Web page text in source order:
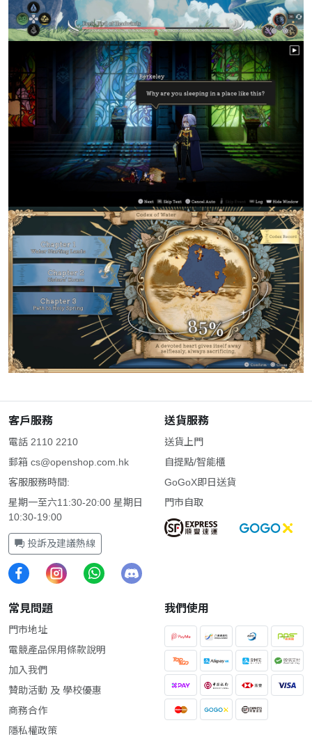
客戶服務
電話 2110 2210
郵箱 cs@openshop.com.hk
客服服務時間:
星期一至六11:30-20:00 星期日
10:30-19:00
投訴及建議熱線
送貨服務
送貨上門
自提點/智能櫃
GoGoX即日送貨
門市自取
常見問題
門市地址
電競產品保用條款說明
加入我們
贊助活動 及 學校優惠
商務合作
隱私權政策
我們使用